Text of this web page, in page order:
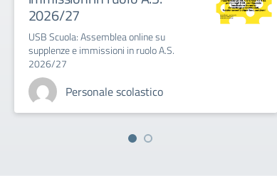
2026/27
USB Scuola: Assemblea online su
supplenze e immissioni in ruolo A.S.
2026/27
Personale scolastico